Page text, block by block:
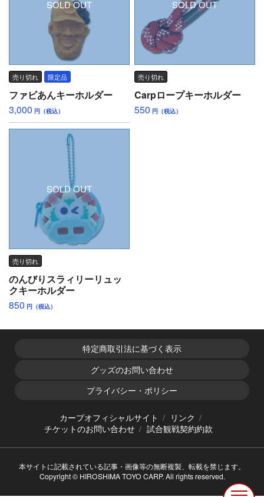
SOLD OUT
売り切れ 限定品
ファビあんキーホルダー
3,000 円（税込）
SOLD OUT
売り切れ
Carpロープキーホルダー
550 円（税込）
SOLD OUT
売り切れ
のんびりスラィリーリュッ
クキーホルダー
850 円（税込）
特定商取引法に基づく表示
グッズのお問い合わせ
プライバシー・ポリシー
カープオフィシャルサイト
リンク
チケットのお問い合わせ
試合観戦契約約款
本サイトに記載されている記事・画像等の無断複製、転載を禁じます。
Copyright © HIROSHIMA TOYO CARP. All rights reserved.